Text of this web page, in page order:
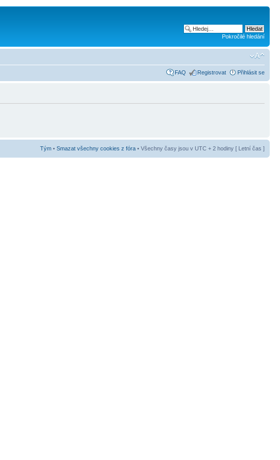
Pokročilé hledání
FAQ Registrovat Přihlásit se
Tým • Smazat všechny cookies z fóra • Všechny časy jsou v UTC + 2 hodiny [ Letní čas ]